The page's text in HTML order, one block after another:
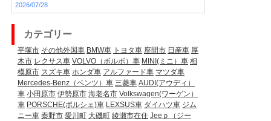
2026/07/28
カテゴリー
平塚市 その他外国車 BMW車 トヨタ車 座間市 日産車 厚
木市 レクサス車 VOLVO（ボルボ）車 MINI(ミニ）車 相
模原市 スズキ車 ホンダ車 アルファード車 マツダ車
Mercedes-Benz（ベンツ）車 三菱車 AUDI(アウディ）
車 小田原市 伊勢原市 海老名市 Volkswagen(ワーゲン）
車 PORSCHE(ポルシェ)車 LEXSUS車 ダイハツ車 ジム
ニー車 秦野市 愛川町 大磯町 綾瀬市在住 Jeeｐ（ジー